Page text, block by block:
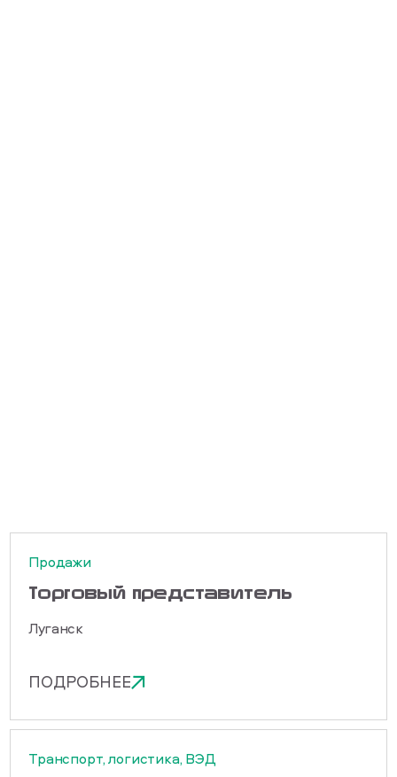
Продажи
Торговый представитель
Луганск
ПОДРОБНЕЕ
Транспорт, логистика, ВЭД